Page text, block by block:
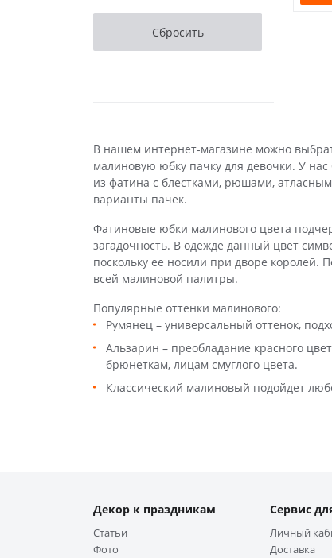
В нашем интернет-магазине можно
малиновую юбку пачку для девочки. У
из фатина с блестками, рюшами,
варианты пачек.
Фатиновые юбки малинового цвета
загадочность. В одежде данный цвет
поскольку ее носили при дворе королей.
всей малиновой палитры.
Популярные оттенки малинового:
Румянец – универсальный оттенок,
Альзарин – преобладание красного
брюнеткам, лицам смуглого цвета.
Классический малиновый подойдет
Декор к праздникам
Статьи
Фото
Сервис
Личный
Доставка